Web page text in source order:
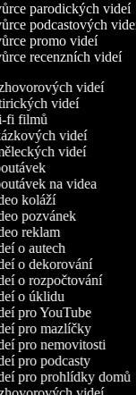
parodických videí
podcastových videí
promo videí
recenzních videí
videí
videí
fi filmů
videí
videí
na videa
koláží
pozvánek
reklam
o autech
o dekorování
o rozpočtování
o úklidu
pro YouTube
pro mazlíčky
pro nemovitosti
pro podcasty
pro prohlídky domů